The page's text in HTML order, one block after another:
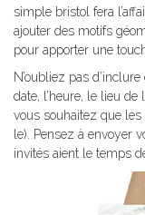
simple bristol fera
ajouter des motifs
pour apporter une
N’oubliez pas
date, l’heure, le lieu de
vous souhaitez que
le). Pensez à envoyer
invités aient le temps